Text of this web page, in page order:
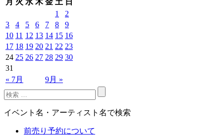
月 火 水 木 金 土 日
« 7月 9月 »
1
2
3
4 5 6 7 8
9
10 11 12 13 14 15 16
17 18 19 20 21 22 23
24 25 26 27 28 29 30
31
イベント名・アーティスト名で検索
前売り予約について